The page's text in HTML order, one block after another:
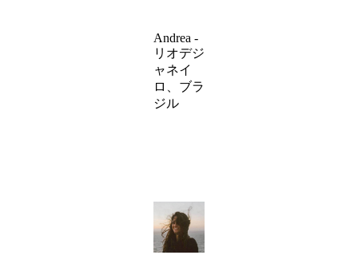
Andrea -
リオデジ
ャネイ
ロ、ブラ
ジル